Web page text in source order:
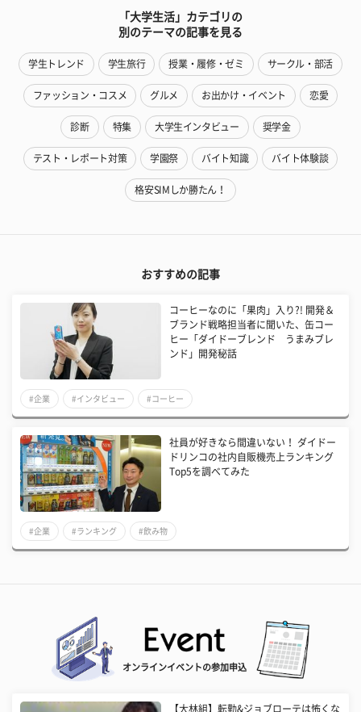
「大学生活」カテゴリの
別のテーマの記事を見る
学生トレンド 学生旅行 授業・履修・ゼミ サークル・部活
ファッション・コスメ グルメ お出かけ・イベント 恋愛
診断 特集 大学生インタビュー 奨学金
テスト・レポート対策 学園祭 バイト知識 バイト体験談
格安SIMしか勝たん！
おすすめの記事
コーヒーなのに「果肉」入り?! 開発＆
ブランド戦略担当者に聞いた、缶コー
ヒー「ダイドーブレンド うまみブレ
ンド」開発秘話
#企業 #インタビュー #コーヒー
社員が好きなら間違いない！ ダイドー
ドリンコの社内自販機売上ランキング
Top5を調べてみた
#企業 #ランキング #飲み物
オンラインイベントの参加申込
【大林組】転勤&ジョブローテは怖くな